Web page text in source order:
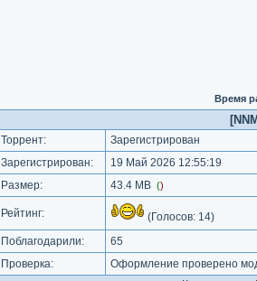
Время
Торрент:
Зарегистрирован
Зарегистрирован:
19 Май 2026 12:55:19
Размер:
43.4 MB ()
Рейтинг: (Голосов: 14)
Поблагодарили:
65
Проверка:
Оформление проверено